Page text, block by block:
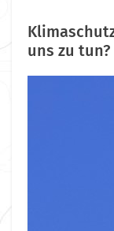
uns zu tun?